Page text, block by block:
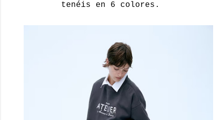
tenéis en 6 colores.